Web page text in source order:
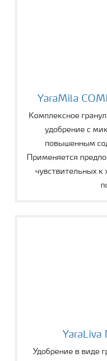
YaraMila
Комплексное
удобрение с
повышенным
Применяется
чувствительных к
YaraLiva
Удобрение в виде